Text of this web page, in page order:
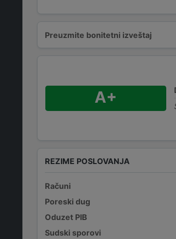
Preuzmite bonitetni izveštaj
A+
REZIME POSLOVANJA
Računi
Poreski dug
Oduzet PIB
Sudski sporovi